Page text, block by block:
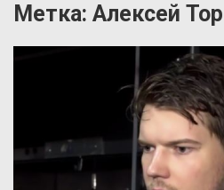
Метка: Алексей